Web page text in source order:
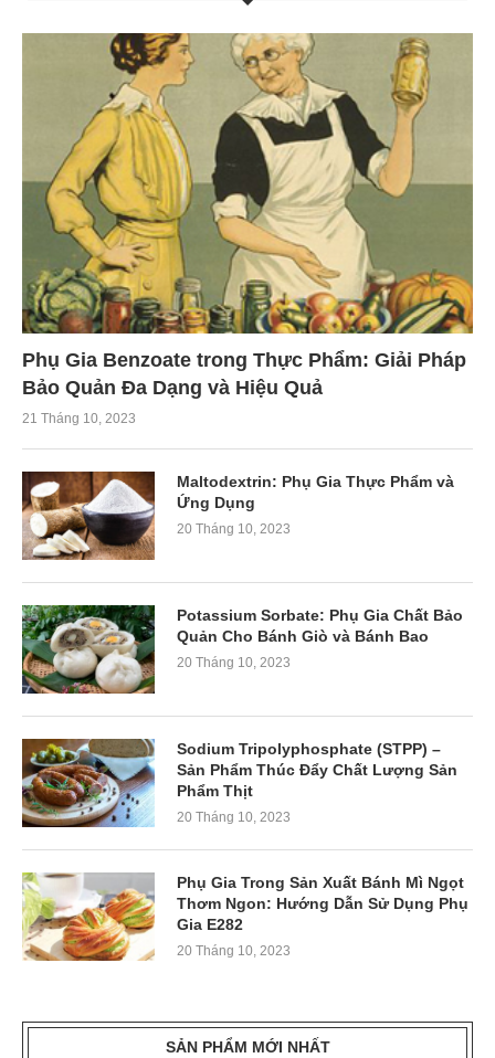
Phụ Gia Benzoate trong Thực Phẩm: Giải Pháp
Bảo Quản Đa Dạng và Hiệu Quả
21 Tháng 10, 2023
Maltodextrin: Phụ Gia Thực Phẩm và
Ứng Dụng
20 Tháng 10, 2023
Potassium Sorbate: Phụ Gia Chất Bảo
Quản Cho Bánh Giò và Bánh Bao
20 Tháng 10, 2023
Sodium Tripolyphosphate (STPP) –
Sản Phẩm Thúc Đẩy Chất Lượng Sản
Phẩm Thịt
20 Tháng 10, 2023
Phụ Gia Trong Sản Xuất Bánh Mì Ngọt
Thơm Ngon: Hướng Dẫn Sử Dụng Phụ
Gia E282
20 Tháng 10, 2023
SẢN PHẨM MỚI NHẤT